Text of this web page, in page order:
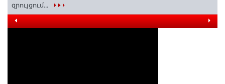
զրույցում․․․